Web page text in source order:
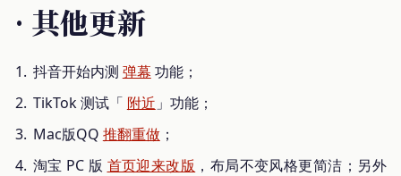
· 其他更新
抖音开始内测 弹幕 功能；
TikTok 测试「 附近 」功能；
Mac版QQ 推翻重做；
淘宝 PC 版 首页迎来改版 ，布局不变风格更简洁；另外